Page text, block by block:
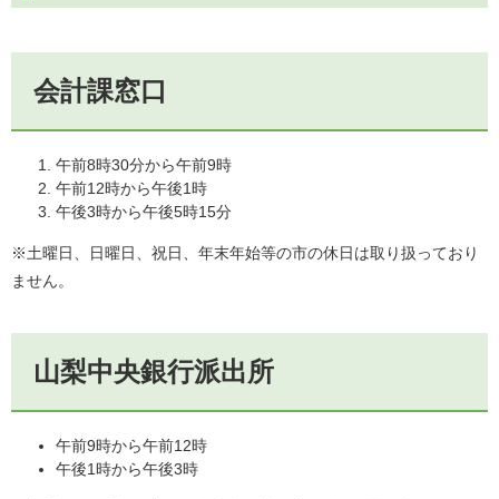
会計課窓口
午前8時30分から午前9時
午前12時から午後1時
午後3時から午後5時15分
※土曜日、日曜日、祝日、年末年始等の市の休日は取り扱っており
ません。
山梨中央銀行派出所
午前9時から午前12時
午後1時から午後3時